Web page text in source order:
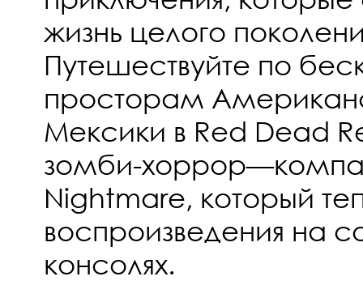
жизнь целого
Путешествуйте по
просторам
Мексики в Red Dead
зомби-
Nightmare, который
воспроизведения на
консолях.